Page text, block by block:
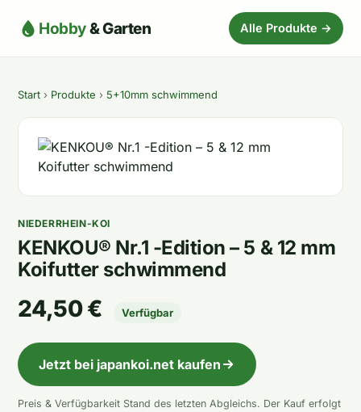
Hobby& Garten Alle Produkte →
Start › Produkte › 5+10mm schwimmend
NIEDERRHEIN-KOI
KENKOU® Nr.1 -Edition – 5 & 12 mm
Koifutter schwimmend
24,50 € Verfügbar
Jetzt bei japankoi.net kaufen
Preis & Verfügbarkeit Stand des letzten Abgleichs. Der Kauf erfolgt